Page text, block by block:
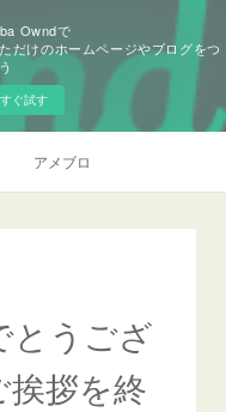
Owndで
だけのホームページやブログをつ
ぐ試す
アメブロ
とうござ
拶を終